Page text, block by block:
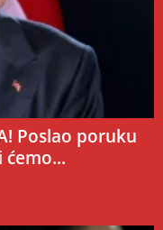
Poslao poruku
ćemo...